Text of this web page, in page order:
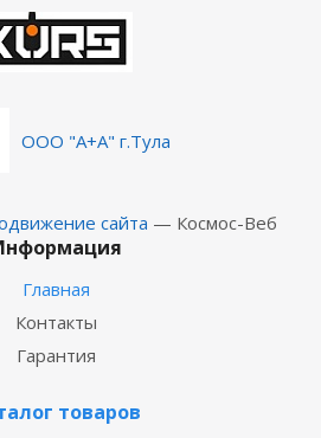
ООО "А+А" г.Тула
сайта — Космос-Веб
Главная
Контакты
Гарантия
товаров